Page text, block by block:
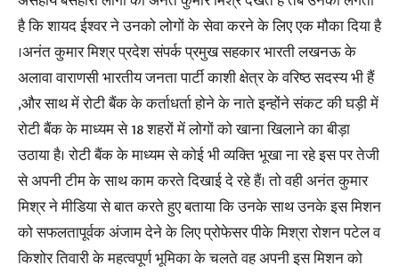
है कि शायद ईश्वर ने उनको लोगों के सेवा करने के लिए एक मौका दिया है
।अनंत कुमार मिश्र प्रदेश संपर्क प्रमुख सहकार भारती लखनऊ के
अलावा वाराणसी भारतीय जनता पार्टी काशी क्षेत्र के वरिष्ठ सदस्य भी हैं
,और साथ में रोटी बैंक के कर्ताधर्ता होने के नाते इन्होंने संकट की घड़ी में
रोटी बैंक के माध्यम से 18 शहरों में लोगों को खाना खिलाने का बीड़ा
उठाया है। रोटी बैंक के माध्यम से कोई भी व्यक्ति भूखा ना रहे इस पर तेजी
से अपनी टीम के साथ काम करते दिखाई दे रहे हैं। तो वही अनंत कुमार
मिश्र ने मीडिया से बात करते हुए बताया कि उनके साथ उनके इस मिशन
को सफलतापूर्वक अंजाम देने के लिए प्रोफेसर पीके मिश्रा रोशन पटेल व
किशोर तिवारी के महत्वपूर्ण भूमिका के चलते वह अपनी इस मिशन को